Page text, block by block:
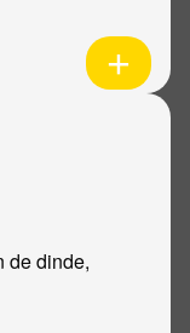
de dinde,